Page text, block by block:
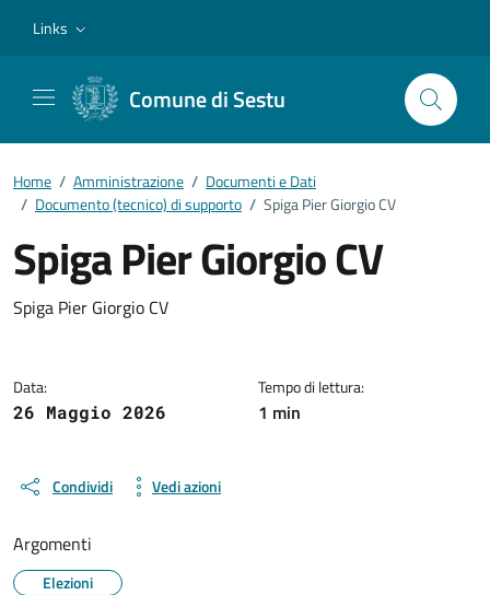
Links
Comune di Sestu
Home / Amministrazione / Documenti e Dati
/ Documento (tecnico) di supporto / Spiga Pier Giorgio CV
Spiga Pier Giorgio CV
Dettagli del documento
Spiga Pier Giorgio CV
Data:
26 Maggio 2026
Tempo di lettura:
1 min
Condividi Vedi azioni
Argomenti
Elezioni